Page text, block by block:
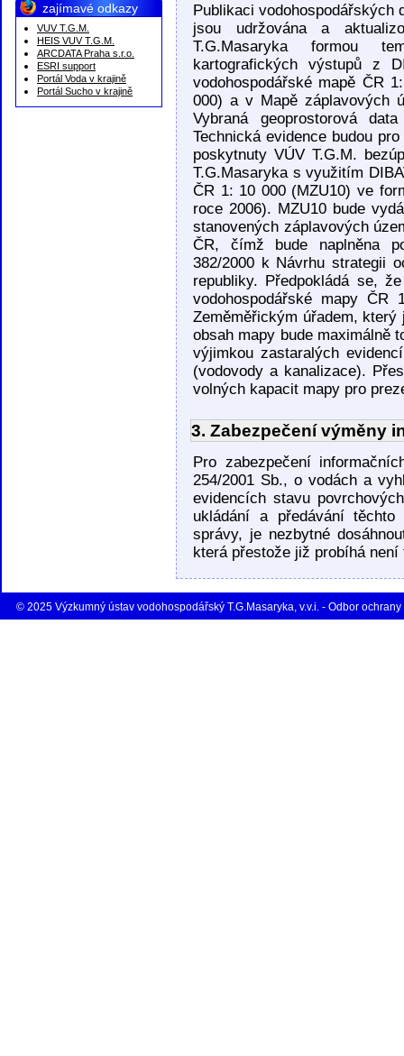
zajímavé odkazy
VUV T.G.M.
HEIS VUV T.G.M.
ARCDATA Praha s.r.o.
ESRI support
Portál Voda v krajině
Portál Sucho v krajině
Publikaci vodohospodářských
jsou udržována a
T.G.Masaryka formou
kartografických výstupů z
vodohospodářské mapě ČR
000) a v Mapě záplavových
Vybraná geoprostorová
Technická evidence budou
poskytnuty VÚV T.G.M.
T.G.Masaryka s využitím
ČR 1: 10 000 (MZU10) ve
roce 2006). MZU10 bude
stanovených záplavových
ČR, čímž bude naplněna
382/2000 k Návrhu strategii
republiky. Předpokládá se,
vodohospodářské mapy
Zeměměřickým úřadem,
obsah mapy bude maximálně
výjimkou zastaralých
(vodovody a kanalizace).
volných kapacit mapy pro
3. Zabezpečení výměny
Pro zabezpečení
254/2001 Sb., o vodách a
evidencích stavu
ukládání a předávání
správy, je nezbytné
která přestože již probíhá není
© 2025 Výzkumný ústav vodohospodářský T.G.Masaryka, v.v.i. - Odbor